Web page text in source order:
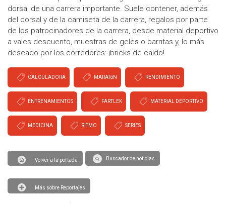
dorsal de una carrera importante. Suele contener, además
del dorsal y de la camiseta de la carrera, regalos por parte
de los patrocinadores de la carrera, desde material deportivo
a vales descuento, muestras de geles o barritas y, lo más
deseado por los corredores: ¡bricks de caldo!
CALCULADORA MARATóN RENDIMIENTO
ENTRENAMIENTOS FARTLEK MATERIAL DEPORTIVO
MEDICINA RITMO SERIES
Volver a la portada Buscador de noticias
Más sobre Reportajes